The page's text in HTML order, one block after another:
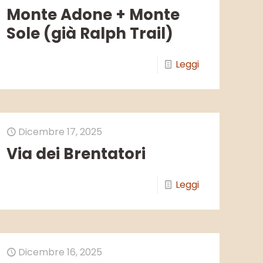
Monte Adone + Monte
Sole (già Ralph Trail)
Leggi
Dicembre 17, 2025
Via dei Brentatori
Leggi
Dicembre 16, 2025